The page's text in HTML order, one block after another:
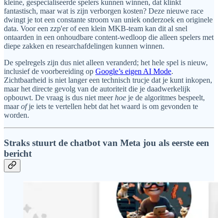
kleine, gespecialiseerde spelers kunnen winnen, dat klinkt
fantastisch, maar wat is zijn verborgen kosten? Deze nieuwe race
dwingt je tot een constante stroom van uniek onderzoek en originele
data. Voor een zzp'er of een klein MKB-team kan dit al snel
ontaarden in een onhoudbare content-wedloop die alleen spelers met
diepe zakken en researchafdelingen kunnen winnen.
De spelregels zijn dus niet alleen veranderd; het hele spel is nieuw,
inclusief de voorbereiding op Google’s eigen AI Mode.
Zichtbaarheid is niet langer een technisch trucje dat je kunt inkopen,
maar het directe gevolg van de autoriteit die je daadwerkelijk
opbouwt. De vraag is dus niet meerhoe je de algoritmes bespeelt,
maarofje iets te vertellen hebt dat het waard is om gevonden te
worden.
Straks stuurt de chatbot van Meta jou als eerste een
bericht